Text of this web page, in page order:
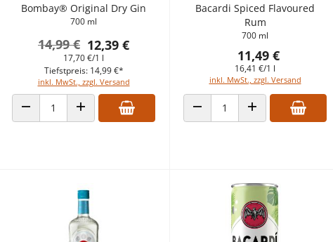
Bombay® Original Dry Gin
700 ml
12,39 €
14,99 €
17,70 €/1 l
inkl. MwSt., zzgl. Versand
Tiefstpreis: 14,99 €*
ANZAHL VERRINGERNANZAHL ERHÖHEN
Bacardi Spiced Flavoured
Rum
700 ml
11,49 €
16,41 €/1 l
inkl. MwSt., zzgl. Versand
ANZAHL VERRINGERNANZAHL ERHÖHEN